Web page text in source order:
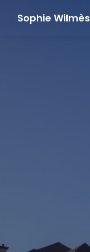
Sophie Wilmès